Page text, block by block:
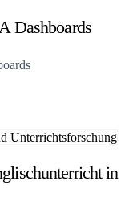
Dashboards
Unterrichtsforschung
in